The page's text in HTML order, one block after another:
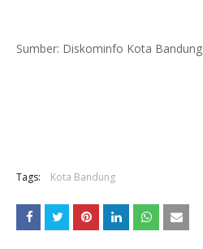
Sumber: Diskominfo Kota Bandung
Tags: Kota Bandung